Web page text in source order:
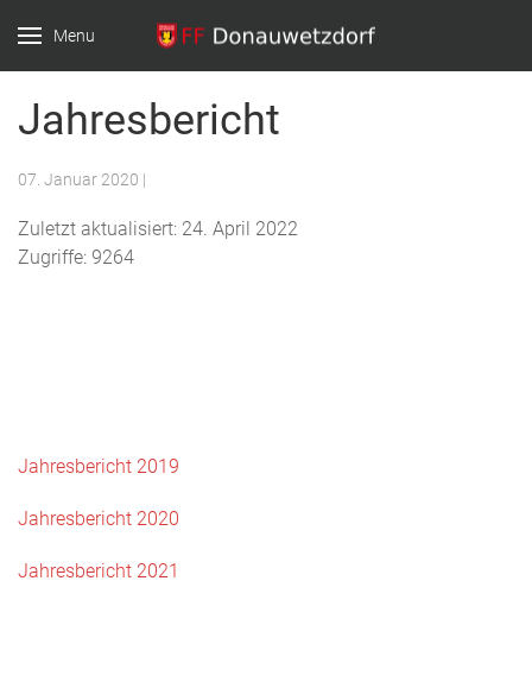
Menu
Jahresbericht
07. Januar 2020 |
Zuletzt aktualisiert: 24. April 2022
Zugriffe: 9264
Jahresbericht 2019
Jahresbericht 2020
Jahresbericht 2021